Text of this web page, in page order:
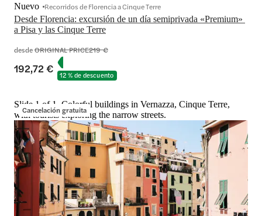
Desde Florencia: excursión de un día semiprivada «Premium»
a Pisa y las Cinque Terre
Nuevo Recorridos de Florencia a Cinque Terre
desdeORIGINAL PRICE219 €
192,72 € 12 % de descuento
Cancelación gratuita
Slide 1 of 1, Colorful buildings in Vernazza, Cinque Terre,
with tourists exploring the narrow streets.